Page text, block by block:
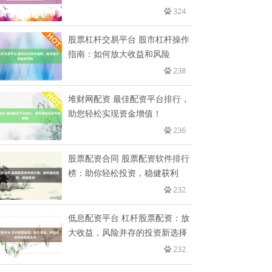
324
股票杠杆交易平台 股市杠杆操作
指南：如何放大收益和风险
238
堆财网配资 最佳配资平台排行，
助您轻松实现资金增值！
236
股票配资合同 股票配资软件排行
榜：助你轻松投资，稳健获利
232
低息配资平台 杠杆股票配资：放
大收益，风险并存的投资新选择
232